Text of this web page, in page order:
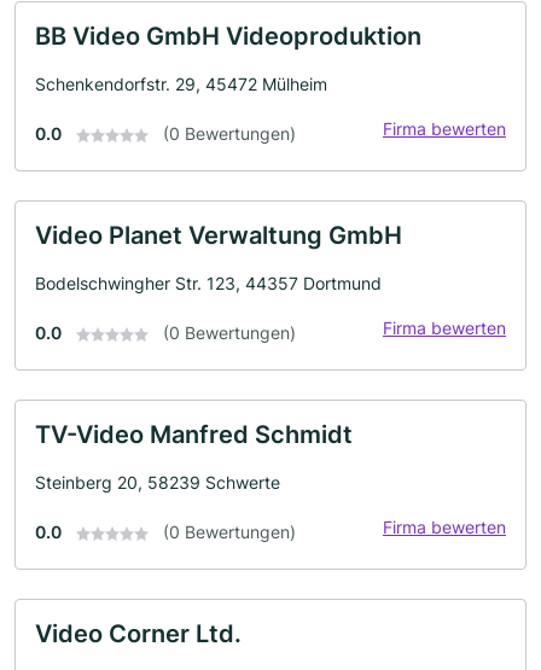
BB Video GmbH Videoproduktion
Schenkendorfstr. 29, 45472 Mülheim
0.0 (0 Bewertungen) Firma bewerten
Video Planet Verwaltung GmbH
Bodelschwingher Str. 123, 44357 Dortmund
0.0 (0 Bewertungen) Firma bewerten
TV-Video Manfred Schmidt
Steinberg 20, 58239 Schwerte
0.0 (0 Bewertungen) Firma bewerten
Video Corner Ltd.